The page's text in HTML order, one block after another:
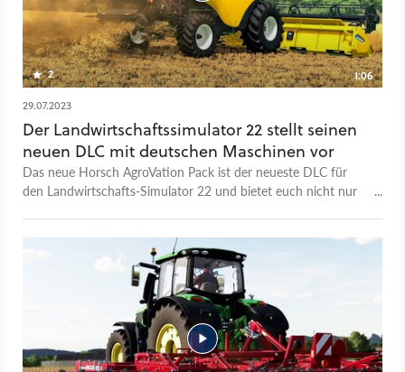
2
1:06
29.07.2023
Der Landwirtschaftssimulator 22 stellt seinen
neuen DLC mit deutschen Maschinen vor
Das neue Horsch AgroVation Pack ist der neueste DLC für
den Landwirtschafts-Simulator 22 und bietet euch nicht nur
auf der ihr eure Felder anlegen könnt. Insgesamt könnt ihr hier
14 Hochleistungsmaschinen des deutschen Herstellers Horsch
einsetzen. Die sind, wie für das Spiel üblich, detailgetreu
nachgebaut und im Trailer könnt ihr euch genau ansehen, was
für eine Figur sie im Spiel selbst abgeben. Der DLC ist bereits
erschienen und ihr könnt ihn jetzt auf Windows, MacOS,
Playstation 4, PS5, Xbox One und Xbox Series X/S spielen.